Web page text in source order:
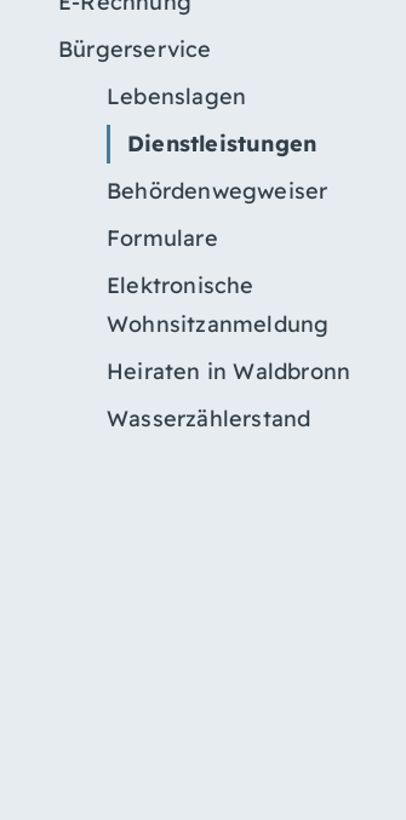
Bürgerservice
Lebenslagen
Dienstleistungen
Behördenwegweiser
Formulare
Elektronische
Wohnsitzanmeldung
Heiraten in Waldbronn
Wasserzählerstand